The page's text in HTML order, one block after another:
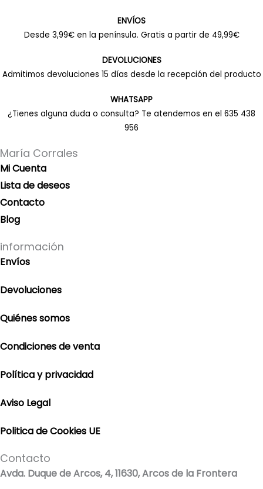
ENVÍOS
Desde 3,99€ en la península. Gratis a partir de 49,99€
DEVOLUCIONES
Admitimos devoluciones 15 días desde la recepción del producto
WHATSAPP
¿Tienes alguna duda o consulta? Te atendemos en el 635 438
956
María Corrales
Mi Cuenta
Lista de deseos
Contacto
Blog
información
Envíos
Devoluciones
Quiénes somos
Condiciones de venta
Política y privacidad
Aviso Legal
Politica de Cookies UE
Contacto
Avda. Duque de Arcos, 4, 11630, Arcos de la Frontera